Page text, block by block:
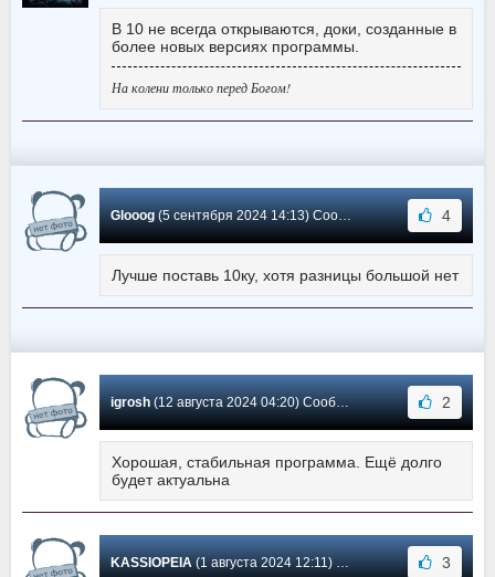
В 10 не всегда открываются, доки, созданные в
более новых версиях программы.
На колени только перед Богом!
Glooog(5 сентября 2024 14:13) Сообщение #1352 4
Лучше поставь 10ку, хотя разницы большой нет
igrosh(12 августа 2024 04:20) Сообщение #1351 2
Хорошая, стабильная программа. Ещё долго
будет актуальна
KASSIOPEIA(1 августа 2024 12:11) Сообщение #1350 3